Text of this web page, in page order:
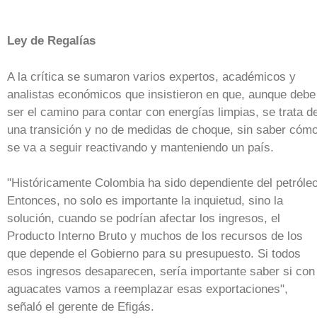
Ley de Regalías
A la crítica se sumaron varios expertos, académicos y
analistas económicos que insistieron en que, aunque debe
ser el camino para contar con energías limpias, se trata
una transición y no de medidas de choque, sin saber
se va a seguir reactivando y manteniendo un país.
"Históricamente Colombia ha sido dependiente del
Entonces, no solo es importante la inquietud, sino la
solución, cuando se podrían afectar los ingresos, el
Producto Interno Bruto y muchos de los recursos de los
que depende el Gobierno para su presupuesto. Si todos
esos ingresos desaparecen, sería importante saber si con
aguacates vamos a reemplazar esas exportaciones",
señaló el gerente de Efigás.